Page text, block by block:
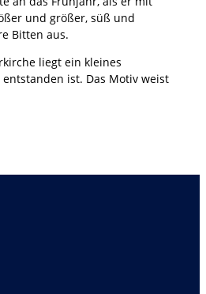
und größer, süß und
Bitten aus.
liegt ein kleines
ist. Das Motiv weist